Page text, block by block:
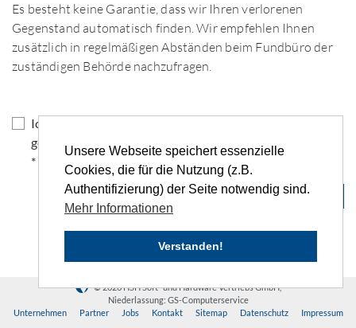
Unsere Webseite speichert essenzielle
Cookies, die für die Nutzung (z.B.
Authentifizierung) der Seite notwendig sind.
Mehr Informationen
Verstanden!
Es besteht keine Garantie, dass wir Ihren verlorenen
Gegenstand automatisch finden. Wir empfehlen Ihnen
zusätzlich in regelmäßigen Abständen beim Fundbüro der
zuständigen Behörde nachzufragen.
Ich habe die Hinweise zum
genommen und akzeptiere die genannten Bedingungen
*
← Zurück Weiter →
© 2026 HSH Soft- und Hardware Vertriebs GmbH,
Niederlassung: GS-Computerservice
Unternehmen
Partner Jobs Kontakt Sitemap Datenschutz Impressum